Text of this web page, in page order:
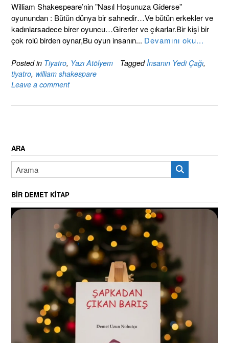
William Shakespeare’nin ”Nasıl Hoşunuza Giderse”
oyunundan : Bütün dünya bir sahnedir…Ve bütün erkekler ve
kadınlarsadece birer oyuncu…Girerler ve çıkarlar.Bir kişi bir
çok rolü birden oynar,Bu oyun insanın... Devamını oku...
Posted in Tiyatro, Yazı Atölyem Tagged İnsanın Yedi Çağı,
tiyatro, william shakespare
Leave a comment
ARA
BIR DEMET KITAP
Video